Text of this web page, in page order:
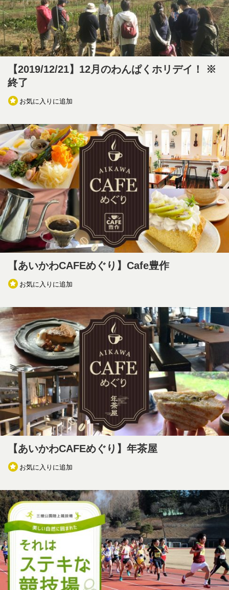
【2019/12/21】12月のわんぱくホリデイ！ ※
終了
お気に入りに追加
【あいかわCAFEめぐり】Cafe豊作
お気に入りに追加
【あいかわCAFEめぐり】年茶屋
お気に入りに追加